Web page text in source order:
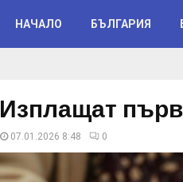
НАЧАЛО БЪЛГАРИЯ
Изплащат
07.01.2026 8:48 0